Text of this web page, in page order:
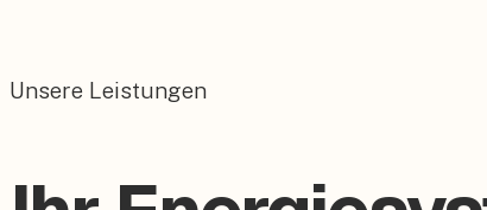
Unsere Leistungen